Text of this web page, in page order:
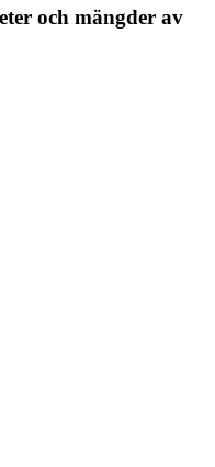
och mängder av